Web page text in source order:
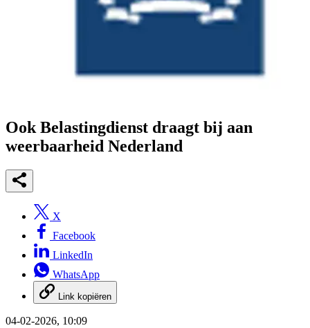
Ook Belastingdienst draagt bij aan
weerbaarheid Nederland
X
Facebook
LinkedIn
WhatsApp
Link kopiëren
04-02-2026, 10:09